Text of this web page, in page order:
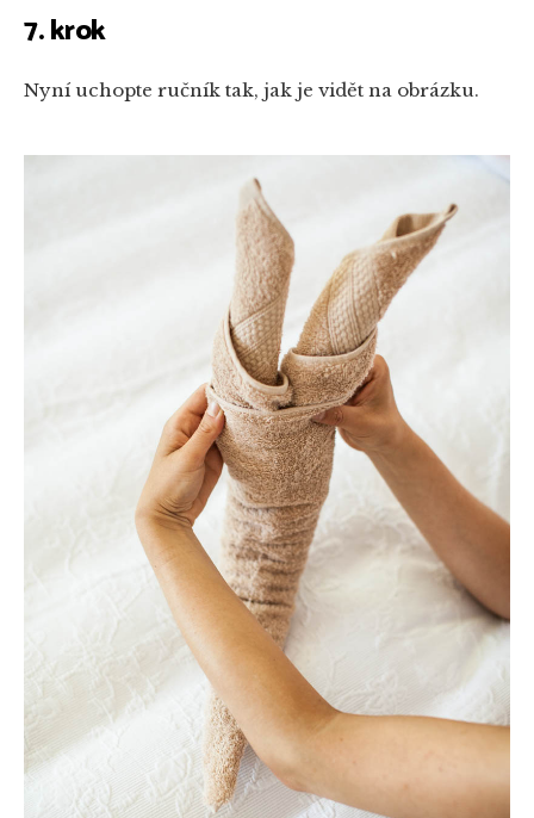
7. krok
Nyní uchopte ručník tak, jak je vidět na obrázku.